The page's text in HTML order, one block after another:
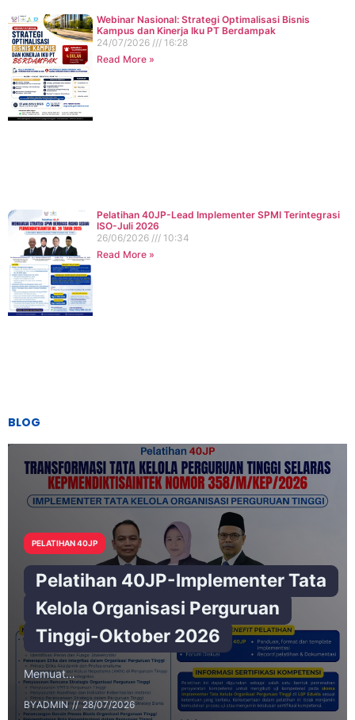
Webinar Nasional: Strategi Optimalisasi Bisnis
Kampus dan Kinerja Iku PT Berdampak
24/07/2026
16:28
Read More »
Pelatihan 40JP-Lead Implementer SPMI Terintegrasi
ISO-Juli 2026
26/06/2026
10:34
Read More »
BLOG
PELATIHAN 40JP
Pelatihan 40JP-Implementer Tata
Kelola Organisasi Perguruan
Tinggi-Oktober 2026
Memuat…
BYADMIN 28/07/2026